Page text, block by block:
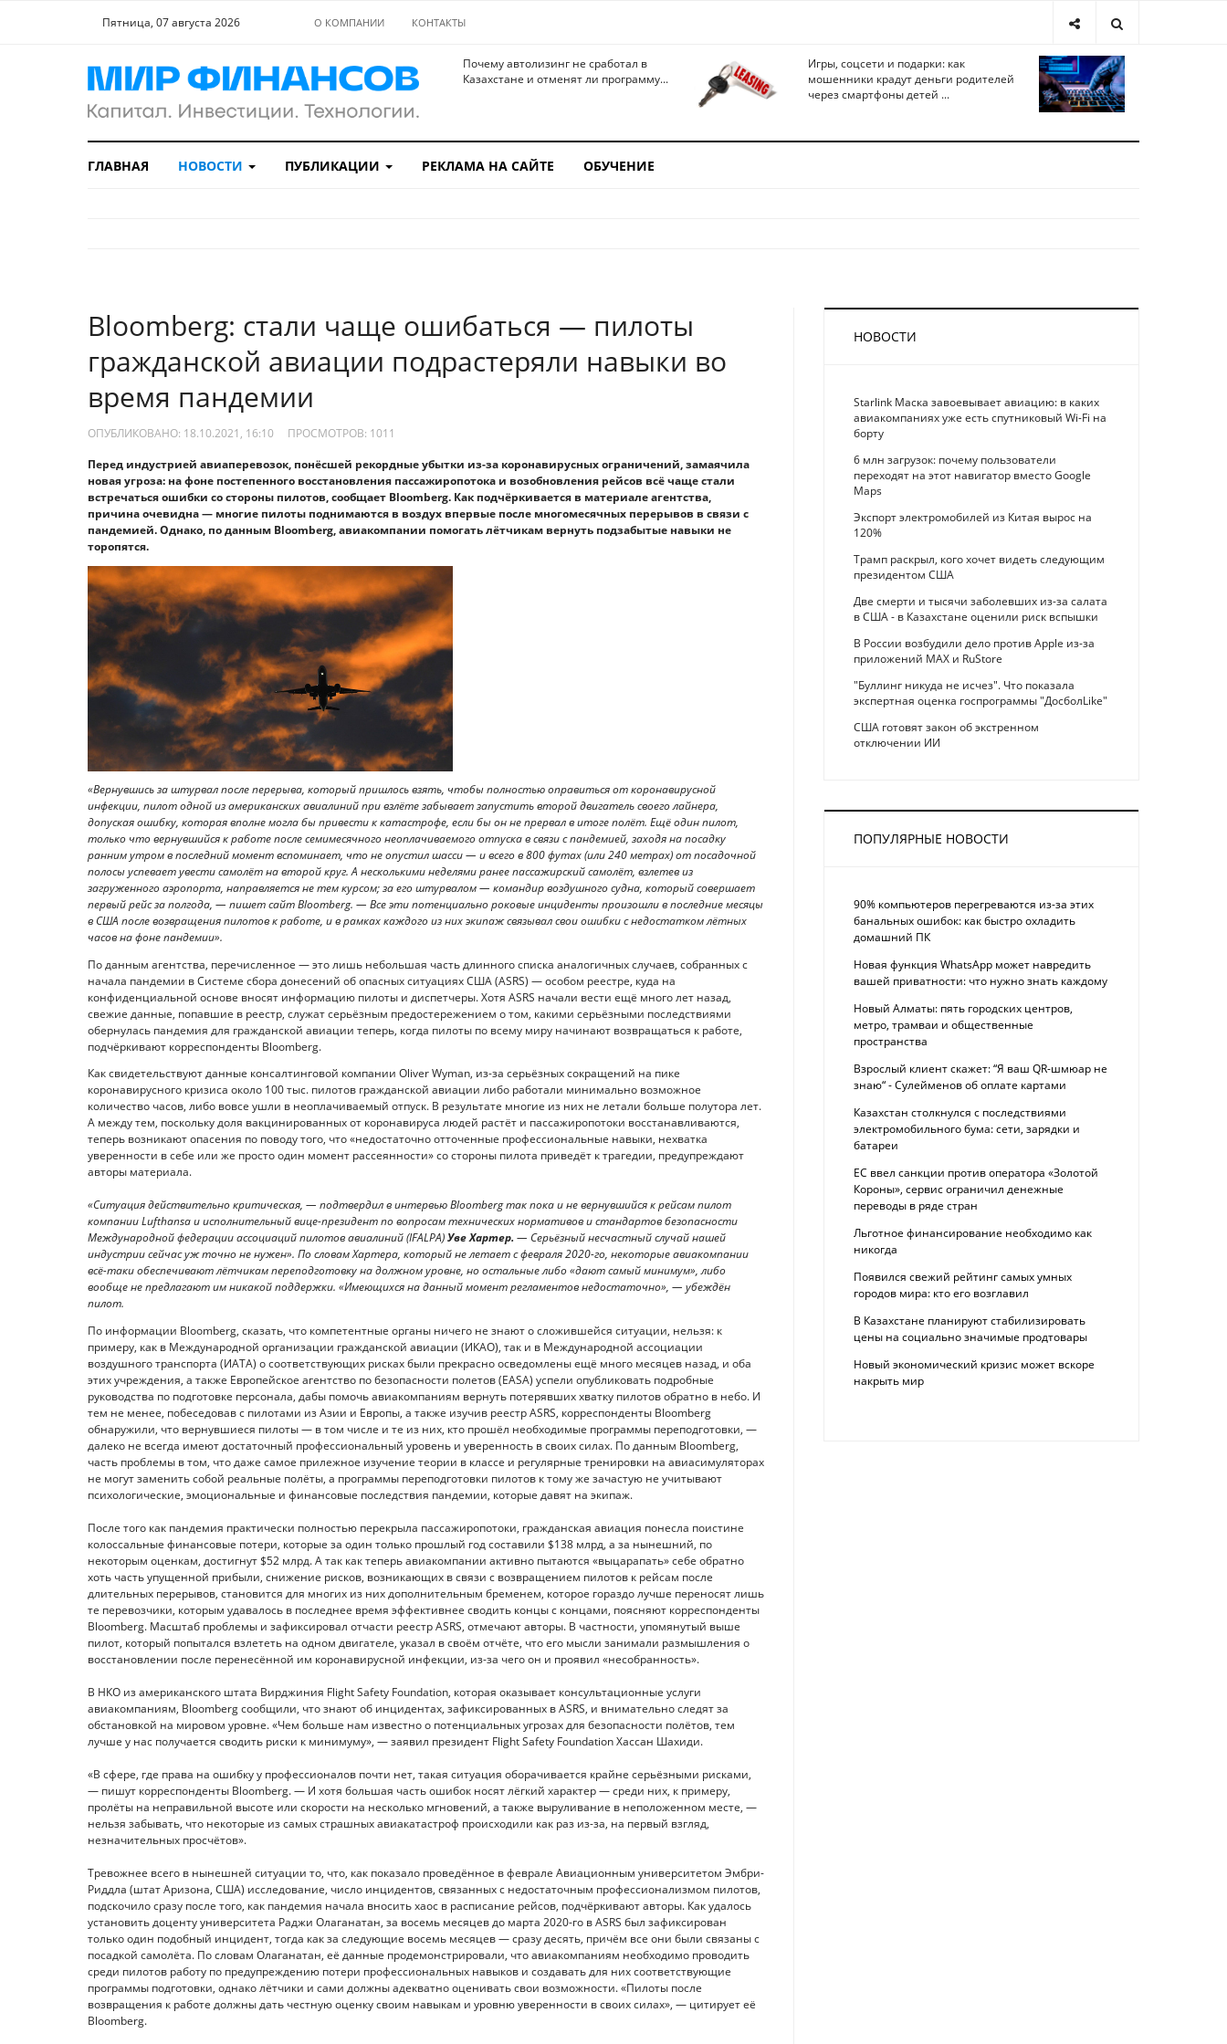
Пятница, 07 августа 2026 О КОМПАНИИ КОНТАКТЫ
Почему автолизинг не сработал в
Казахстане и отменят ли программу...
Игры, соцсети и подарки: как
мошенники крадут деньги родителей
через смартфоны детей ...
ГЛАВНАЯ НОВОСТИ ПУБЛИКАЦИИ РЕКЛАМА НА САЙТЕ ОБУЧЕНИЕ
Bloomberg: стали чаще ошибаться — пилоты
гражданской авиации подрастеряли навыки во
время пандемии
ОПУБЛИКОВАНО: 18.10.2021, 16:10 ПРОСМОТРОВ: 1011
Перед индустрией авиаперевозок, понёсшей рекордные убытки из-за коронавирусных ограничений, замаячила
новая угроза: на фоне постепенного восстановления пассажиропотока и возобновления рейсов всё чаще стали
встречаться ошибки со стороны пилотов, сообщает Bloomberg. Как подчёркивается в материале агентства,
причина очевидна — многие пилоты поднимаются в воздух впервые после многомесячных перерывов в связи с
пандемией. Однако, по данным Bloomberg, авиакомпании помогать лётчикам вернуть подзабытые навыки не
торопятся.
«Вернувшись за штурвал после перерыва, который пришлось взять, чтобы полностью оправиться от коронавирусной
инфекции, пилот одной из американских авиалиний при взлёте забывает запустить второй двигатель своего лайнера,
допуская ошибку, которая вполне могла бы привести к катастрофе, если бы он не прервал в итоге полёт. Ещё один пилот,
только что вернувшийся к работе после семимесячного неоплачиваемого отпуска в связи с пандемией, заходя на посадку
ранним утром в последний момент вспоминает, что не опустил шасси — и всего в 800 футах (или 240 метрах) от посадочной
полосы успевает увести самолёт на второй круг. А несколькими неделями ранее пассажирский самолёт, взлетев из
загруженного аэропорта, направляется не тем курсом; за его штурвалом — командир воздушного судна, который совершает
первый рейс за полгода, — пишет сайт Bloomberg. — Все эти потенциально роковые инциденты произошли в последние месяцы
в США после возвращения пилотов к работе, и в рамках каждого из них экипаж связывал свои ошибки с недостатком лётных
часов на фоне пандемии».
По данным агентства, перечисленное — это лишь небольшая часть длинного списка аналогичных случаев, собранных с
начала пандемии в Системе сбора донесений об опасных ситуациях США (ASRS) — особом реестре, куда на
конфиденциальной основе вносят информацию пилоты и диспетчеры. Хотя ASRS начали вести ещё много лет назад,
свежие данные, попавшие в реестр, служат серьёзным предостережением о том, какими серьёзными последствиями
обернулась пандемия для гражданской авиации теперь, когда пилоты по всему миру начинают возвращаться к работе,
подчёркивают корреспонденты Bloomberg.
Как свидетельствуют данные консалтинговой компании Oliver Wyman, из-за серьёзных сокращений на пике
коронавирусного кризиса около 100 тыс. пилотов гражданской авиации либо работали минимально возможное
количество часов, либо вовсе ушли в неоплачиваемый отпуск. В результате многие из них не летали больше полутора лет.
А между тем, поскольку доля вакцинированных от коронавируса людей растёт и пассажиропотоки восстанавливаются,
теперь возникают опасения по поводу того, что «недостаточно отточенные профессиональные навыки, нехватка
уверенности в себе или же просто один момент рассеянности» со стороны пилота приведёт к трагедии, предупреждают
авторы материала.
«Ситуация действительно критическая, — подтвердил в интервью Bloomberg так пока и не вернувшийся к рейсам пилот
компании Lufthansa и исполнительный вице-президент по вопросам технических нормативов и стандартов безопасности
Международной федерации ассоциаций пилотов авиалиний (IFALPA)Уве Хартер. — Серьёзный несчастный случай нашей
индустрии сейчас уж точно не нужен». По словам Хартера, который не летает с февраля 2020-го, некоторые авиакомпании
всё-таки обеспечивают лётчикам переподготовку на должном уровне, но остальные либо «дают самый минимум», либо
вообще не предлагают им никакой поддержки. «Имеющихся на данный момент регламентов недостаточно», — убеждён
пилот.
По информации Bloomberg, сказать, что компетентные органы ничего не знают о сложившейся ситуации, нельзя: к
примеру, как в Международной организации гражданской авиации (ИКАО), так и в Международной ассоциации
воздушного транспорта (ИАТА) о соответствующих рисках были прекрасно осведомлены ещё много месяцев назад, и оба
этих учреждения, а также Европейское агентство по безопасности полетов (EASA) успели опубликовать подробные
руководства по подготовке персонала, дабы помочь авиакомпаниям вернуть потерявших хватку пилотов обратно в небо. И
тем не менее, побеседовав с пилотами из Азии и Европы, а также изучив реестр ASRS, корреспонденты Bloomberg
обнаружили, что вернувшиеся пилоты — в том числе и те из них, кто прошёл необходимые программы переподготовки, —
далеко не всегда имеют достаточный профессиональный уровень и уверенность в своих силах. По данным Bloomberg,
часть проблемы в том, что даже самое прилежное изучение теории в классе и регулярные тренировки на авиасимуляторах
не могут заменить собой реальные полёты, а программы переподготовки пилотов к тому же зачастую не учитывают
психологические, эмоциональные и финансовые последствия пандемии, которые давят на экипаж.
После того как пандемия практически полностью перекрыла пассажиропотоки, гражданская авиация понесла поистине
колоссальные финансовые потери, которые за один только прошлый год составили $138 млрд, а за нынешний, по
некоторым оценкам, достигнут $52 млрд. А так как теперь авиакомпании активно пытаются «выцарапать» себе обратно
хоть часть упущенной прибыли, снижение рисков, возникающих в связи с возвращением пилотов к рейсам после
длительных перерывов, становится для многих из них дополнительным бременем, которое гораздо лучше переносят лишь
те перевозчики, которым удавалось в последнее время эффективнее сводить концы с концами, поясняют корреспонденты
Bloomberg. Масштаб проблемы и зафиксировал отчасти реестр ASRS, отмечают авторы. В частности, упомянутый выше
пилот, который попытался взлететь на одном двигателе, указал в своём отчёте, что его мысли занимали размышления о
восстановлении после перенесённой им коронавирусной инфекции, из-за чего он и проявил «несобранность».
В НКО из американского штата Вирджиния Flight Safety Foundation, которая оказывает консультационные услуги
авиакомпаниям, Bloomberg сообщили, что знают об инцидентах, зафиксированных в ASRS, и внимательно следят за
обстановкой на мировом уровне. «Чем больше нам известно о потенциальных угрозах для безопасности полётов, тем
лучше у нас получается сводить риски к минимуму», — заявил президент Flight Safety Foundation Хассан Шахиди.
«В сфере, где права на ошибку у профессионалов почти нет, такая ситуация оборачивается крайне серьёзными рисками,
— пишут корреспонденты Bloomberg. — И хотя большая часть ошибок носят лёгкий характер — среди них, к примеру,
пролёты на неправильной высоте или скорости на несколько мгновений, а также выруливание в неположенном месте, —
нельзя забывать, что некоторые из самых страшных авиакатастроф происходили как раз из-за, на первый взгляд,
незначительных просчётов».
Тревожнее всего в нынешней ситуации то, что, как показало проведённое в феврале Авиационным университетом Эмбри-
Риддла (штат Аризона, США) исследование, число инцидентов, связанных с недостаточным профессионализмом пилотов,
подскочило сразу после того, как пандемия начала вносить хаос в расписание рейсов, подчёркивают авторы. Как удалось
установить доценту университета Раджи Олаганатан, за восемь месяцев до марта 2020-го в ASRS был зафиксирован
только один подобный инцидент, тогда как за следующие восемь месяцев — сразу десять, причём все они были связаны с
посадкой самолёта. По словам Олаганатан, её данные продемонстрировали, что авиакомпаниям необходимо проводить
среди пилотов работу по предупреждению потери профессиональных навыков и создавать для них соответствующие
программы подготовки, однако лётчики и сами должны адекватно оценивать свои возможности. «Пилоты после
возвращения к работе должны дать честную оценку своим навыкам и уровню уверенности в своих силах», — цитирует её
Bloomberg.
НОВОСТИ
Starlink Маска завоевывает авиацию: в каких
авиакомпаниях уже есть спутниковый Wi-Fi на
борту
6 млн загрузок: почему пользователи
переходят на этот навигатор вместо Google
Maps
Экспорт электромобилей из Китая вырос на
120%
Трамп раскрыл, кого хочет видеть следующим
президентом США
Две смерти и тысячи заболевших из-за салата
в США - в Казахстане оценили риск вспышки
В России возбудили дело против Apple из-за
приложений MAX и RuStore
"Буллинг никуда не исчез". Что показала
экспертная оценка госпрограммы "ДосболLike"
США готовят закон об экстренном
отключении ИИ
ПОПУЛЯРНЫЕ НОВОСТИ
90% компьютеров перегреваются из-за этих
банальных ошибок: как быстро охладить
домашний ПК
Новая функция WhatsApp может навредить
вашей приватности: что нужно знать каждому
Новый Алматы: пять городских центров,
метро, трамваи и общественные
пространства
Взрослый клиент скажет: “Я ваш QR-шмюар не
знаю“ - Сулейменов об оплате картами
Казахстан столкнулся с последствиями
электромобильного бума: сети, зарядки и
батареи
ЕС ввел санкции против оператора «Золотой
Короны», сервис ограничил денежные
переводы в ряде стран
Льготное финансирование необходимо как
никогда
Появился свежий рейтинг самых умных
городов мира: кто его возглавил
В Казахстане планируют стабилизировать
цены на социально значимые продтовары
Новый экономический кризис может вскоре
накрыть мир